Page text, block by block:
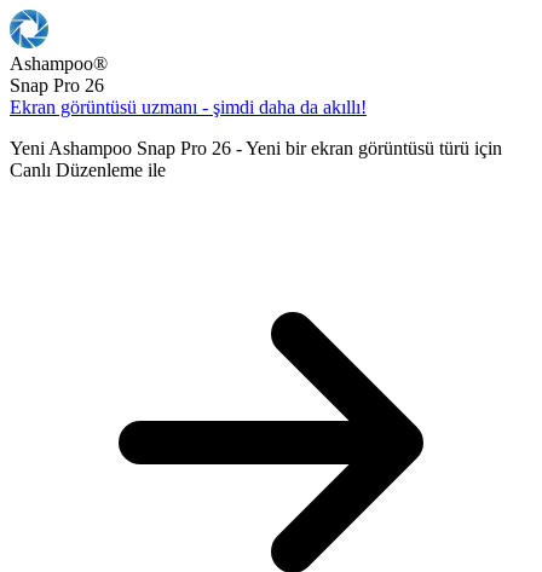
Ashampoo®
Snap Pro 26
Ekran görüntüsü uzmanı - şimdi daha da akıllı!
Yeni Ashampoo Snap Pro 26 - Yeni bir ekran görüntüsü türü için
Canlı Düzenleme ile